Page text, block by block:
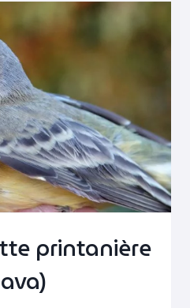
printanière